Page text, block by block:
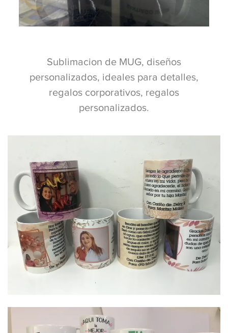
Sublimacion de MUG, diseños
personalizados, ideales para detalles,
regalos corporativos, regalos
personalizados.